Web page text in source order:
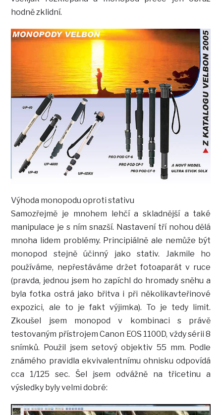
hodně zklidní.
Výhoda monopodu oproti stativu
Samozřejmě je mnohem lehčí a skladnější a také
manipulace je s ním snazší. Nastavení tří nohou dělá
mnoha lidem problémy. Principiálně ale nemůže být
monopod stejně účinný jako stativ. Jakmile ho
používáme, nepřestáváme držet fotoaparát v ruce
(pravda, jednou jsem ho zapíchl do hromady sněhu a
byla fotka ostrá jako břitva i při několikavteřinové
expozici, ale to je fakt výjimka). To je tedy limit.
Zkoušel jsem monopod v kombinaci s právě
testovaným přístrojem Canon EOS 1100D, vždy sérii 8
snímků. Použil jsem setový objektiv 55 mm. Podle
známého pravidla ekvivalentnímu ohnisku odpovídá
cca 1/125 sec. Šel jsem odvážně na třicetinu a
výsledky byly velmi dobré: